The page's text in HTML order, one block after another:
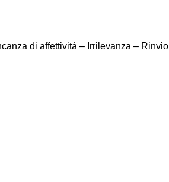
di affettività – Irrilevanza – Rinvio